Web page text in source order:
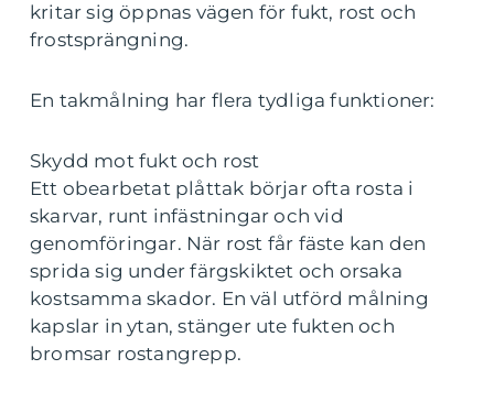
kritar sig öppnas vägen för fukt, rost och
frostsprängning.
En takmålning har flera tydliga funktioner:
Skydd mot fukt och rost
Ett obearbetat plåttak börjar ofta rosta i
skarvar, runt infästningar och vid
genomföringar. När rost får fäste kan den
sprida sig under färgskiktet och orsaka
kostsamma skador. En väl utförd målning
kapslar in ytan, stänger ute fukten och
bromsar rostangrepp.